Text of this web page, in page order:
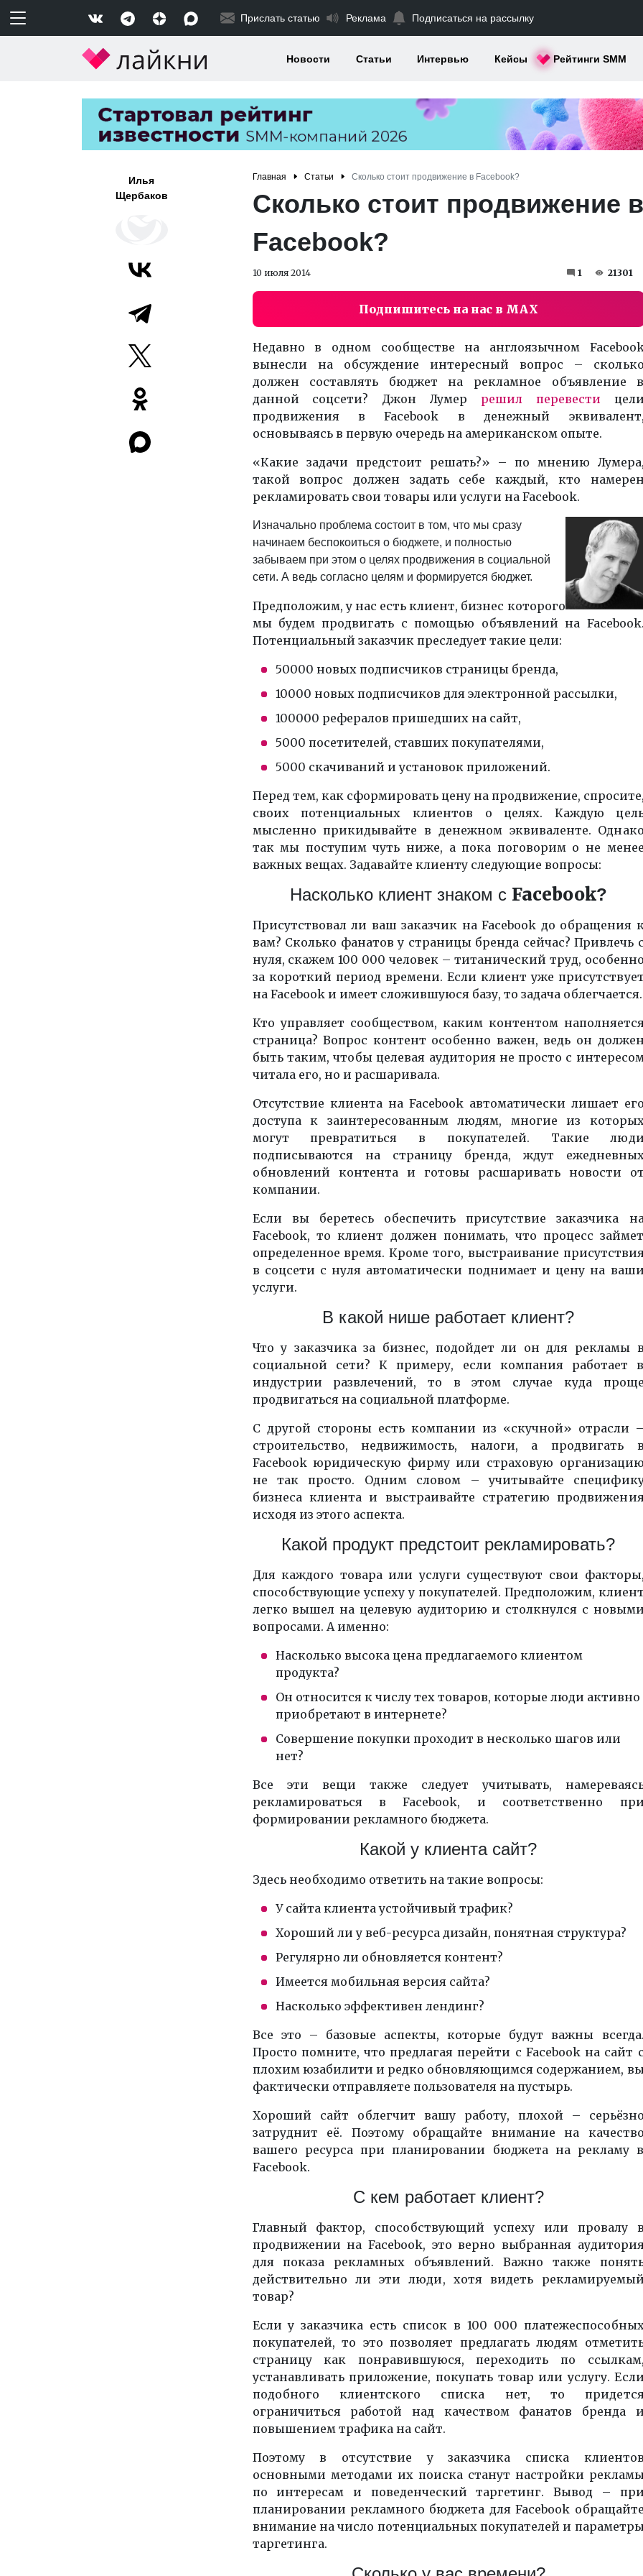
Прислать статью Реклама Подписаться на рассылку
Новости Статьи Интервью Кейсы Рейтинги SMM
Илья
Щербаков
Главная Статьи Сколько стоит продвижение в Facebook?
Сколько стоит продвижение в
Facebook?
10 июля 2014 1 21301
Подпишитесь на нас в MAX
Недавно в одном сообществе на англоязычном
вынесли на обсуждение интересный вопрос – сколько
должен составлять бюджет на рекламное объявление в
данной соцсети? Джон Лумер решил перевести цели
продвижения вFacebook
в денежный эквивалент,
основываясь в первую очередь на американском опыте.
«Какие задачи предстоит решать?» – по мнению Лумера,
такой вопрос должен задать себе каждый, кто намерен
рекламировать свои товары или услуги на Facebook.
Изначально проблема состоит в том, что мы сразу
начинаем беспокоиться о бюджете, и полностью
забываем при этом о целях продвижения в социальной
сети. А ведь согласно целям и формируется бюджет.
Предположим, у нас есть клиент, бизнес которого
мы будем продвигать с помощью объявлений на Facebook.
Потенциальный заказчик преследует такие цели:
50000 новых подписчиков страницы бренда,
10000 новых подписчиков для электронной рассылки,
100000 рефералов пришедших на сайт,
5000 посетителей, ставших покупателями,
5000 скачиваний и установок приложений.
Перед тем, как сформировать цену на продвижение, спросите,
своих потенциальных клиентов о целях. Каждую
мысленно прикидывайте в денежном эквиваленте. Однако
так мы поступим чуть ниже, а пока поговорим о не менее
важных вещах. Задавайте клиенту следующие вопросы:
Насколько клиент знаком с Facebook?
Присутствовал ли ваш заказчик на Facebook до обращения к
вам? Сколько фанатов у страницы бренда сейчас? Привлечь с
нуля, скажем 100 000 человек – титанический труд, особенно
за короткий период времени. Если клиент уже присутствует
на Facebook и имеет сложившуюся базу, то задача облегчается.
Кто управляет сообществом, каким контентом
страница? Вопрос контент особенно важен, ведь он должен
быть таким, чтобы целевая аудитория не просто с интересом
читала его, но и расшаривала.
Отсутствие клиента на Facebookавтоматически лишает его
доступа к заинтересованным людям, многие из
могут превратиться в покупателей. Такие люди
подписываются на страницу бренда, ждут
обновлений контента и готовы расшаривать новости от
компании.
Если вы беретесь обеспечить присутствие заказчика на
Facebook, то клиент должен понимать, что процесс займет
определенное время. Кроме того, выстраивание
в соцсети с нуля автоматически поднимает и цену на ваши
услуги.
В какой нише работает клиент?
Что у заказчика за бизнес, подойдет ли он для рекламы в
социальной сети? К примеру, если компания работает в
индустрии развлечений, то в этом случае куда проще
продвигаться на социальной платформе.
С другой стороны есть компании из «скучной» отрасли –
строительство, недвижимость, налоги, а продвигать в
Facebook юридическую фирму или страховую организацию
не так просто. Одним словом – учитывайте
бизнеса клиента и выстраивайте стратегию
исходя из этого аспекта.
Какой продукт предстоит рекламировать?
Для каждого товара или услуги существуют свои факторы,
способствующие успеху у покупателей. Предположим, клиент
легко вышел на целевую аудиторию и столкнулся с новыми
вопросами. А именно:
Насколько высока цена предлагаемого клиентом
продукта?
Он относится к числу тех товаров, которые люди активно
приобретают в интернете?
Совершение покупки проходит в несколько шагов или
нет?
Все эти вещи также следует учитывать,
рекламироваться вFacebook, и соответственно при
формировании рекламного бюджета.
Какой у клиента сайт?
Здесь необходимо ответить на такие вопросы:
У сайта клиента устойчивый трафик?
Хороший ли у веб-ресурса дизайн, понятная структура?
Регулярно ли обновляется контент?
Имеется мобильная версия сайта?
Насколько эффективен лендинг?
Все это – базовые аспекты, которые будут важны всегда.
Просто помните, что предлагая перейти с Facebook на сайт с
плохим юзабилити и редко обновляющимся содержанием, вы
фактически отправляете пользователя на пустырь.
Хороший сайт облегчит вашу работу, плохой – серьёзно
затруднит её. Поэтому обращайте внимание на качество
вашего ресурса при планировании бюджета на рекламу в
Facebook.
С кем работает клиент?
Главный фактор, способствующий успеху или провалу в
продвижении на Facebook, это верно выбранная
для показа рекламных объявлений. Важно также
действительно ли эти люди, хотя видеть рекламируемый
товар?
Если у заказчика есть список в 100 000
покупателей, то это позволяет предлагать людям
страницу как понравившуюся, переходить по ссылкам,
устанавливать приложение, покупать товар или услугу. Если
подобного клиентского списка нет, то
ограничиться работой над качеством фанатов бренда и
повышением трафика на сайт.
Поэтому в отсутствие у заказчика списка клиентов
основными методами их поиска станут настройки рекламы
по интересам и поведенческий таргетинг. Вывод – при
планировании рекламного бюджета дляFacebook обращайте
внимание на число потенциальных покупателей и параметры
таргетинга.